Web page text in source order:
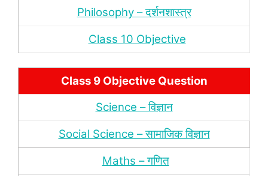
Philosophy – दर्शनशास्‍त्र
Class 10 Objective
Class 9 Objective Question
Science – विज्ञान
Social Science – सामाजिक विज्ञान
Maths – गणित